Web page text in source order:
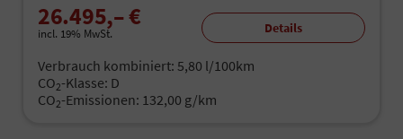
26.495,– €
incl. 19% MwSt. Details
Verbrauch kombiniert: 5,80 l/100km
CO2-Klasse: D
CO2-Emissionen: 132,00 g/km